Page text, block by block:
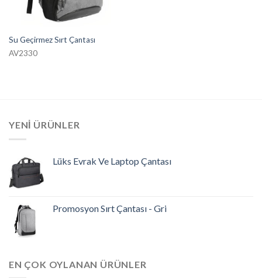
Su Geçirmez Sırt Çantası
AV2330
YENI ÜRÜNLER
Lüks Evrak Ve Laptop Çantası
Promosyon Sırt Çantası - Gri
EN ÇOK OYLANAN ÜRÜNLER